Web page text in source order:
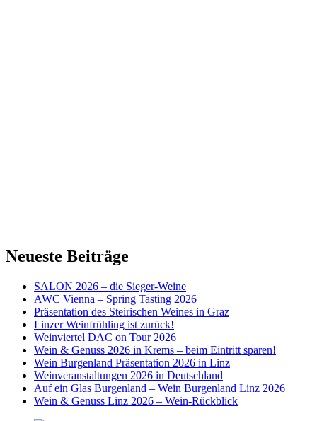
Neueste Beiträge
SALON 2026 – die Sieger-Weine
AWC Vienna – Spring Tasting 2026
Präsentation des Steirischen Weines in Graz
Linzer Weinfrühling ist zurück!
Weinviertel DAC on Tour 2026
Wein & Genuss 2026 in Krems – beim Eintritt sparen!
Wein Burgenland Präsentation 2026 in Linz
Weinveranstaltungen 2026 in Deutschland
Auf ein Glas Burgenland – Wein Burgenland Linz 2026
Wein & Genuss Linz 2026 – Wein-Rückblick